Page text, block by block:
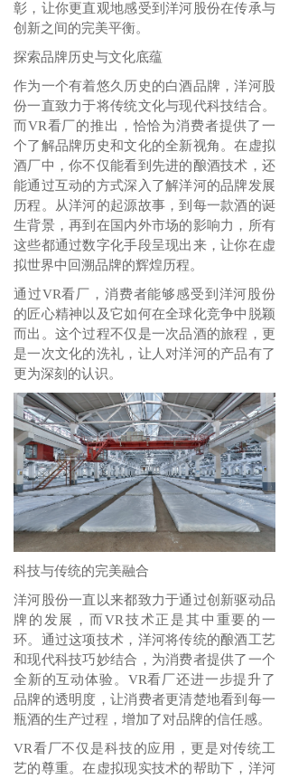
彰，让你更直观地感受到洋河股份在传承与
创新之间的完美平衡。
探索品牌历史与文化底蕴
作为一个有着悠久历史的白酒品牌，洋河股
份一直致力于将传统文化与现代科技结合。
而VR看厂的推出，恰恰为消费者提供了一
个了解品牌历史和文化的全新视角。在虚拟
酒厂中，你不仅能看到先进的酿酒技术，还
能通过互动的方式深入了解洋河的品牌发展
历程。从洋河的起源故事，到每一款酒的诞
生背景，再到在国内外市场的影响力，所有
这些都通过数字化手段呈现出来，让你在虚
拟世界中回溯品牌的辉煌历程。
通过VR看厂，消费者能够感受到洋河股份
的匠心精神以及它如何在全球化竞争中脱颖
而出。这个过程不仅是一次品酒的旅程，更
是一次文化的洗礼，让人对洋河的产品有了
更为深刻的认识。
科技与传统的完美融合
洋河股份一直以来都致力于通过创新驱动品
牌的发展，而VR技术正是其中重要的一
环。通过这项技术，洋河将传统的酿酒工艺
和现代科技巧妙结合，为消费者提供了一个
全新的互动体验。VR看厂还进一步提升了
品牌的透明度，让消费者更清楚地看到每一
瓶酒的生产过程，增加了对品牌的信任感。
VR看厂不仅是科技的应用，更是对传统工
艺的尊重。在虚拟现实技术的帮助下，洋河